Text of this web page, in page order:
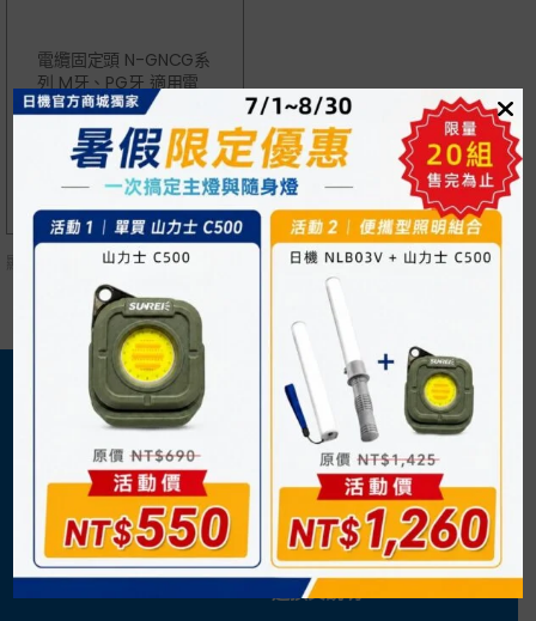
電纜固定頭 N-GNCG系
列 M牙、PG牙 適用電
纜外徑4~25mm
NT$110
顯示單一結果
關於我們
日機官方網站
企業概況
最新消息
購物須知
購物流程
付款方式
運送方式
退換貨說明